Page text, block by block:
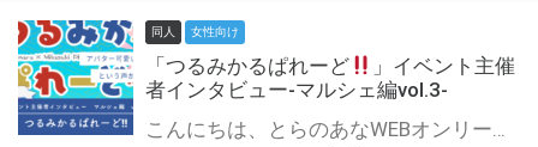
同人 女性向け
「つるみかるぱれーど
」イベント主催
者インタビュー-マルシェ編vol.3-
こんにちは、とらのあなWEBオンリー運営スタッフです。 新たにお届けする、イベント主催者インタビュー-マルシェ編-は、 とらのあなWEBオンリー「マルシェ」をご利用した主催様に 「マルシェ」を使って開催した感想や心がけをお聞きする企画です。 今回は、WEBオンリー初開催「つるみかるぱれーど